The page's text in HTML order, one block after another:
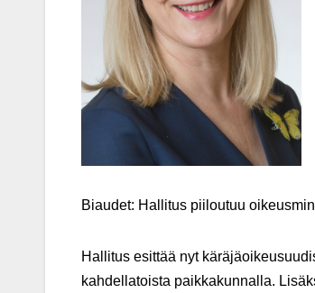
Biaudet: Hallitus piiloutuu
Hallitus esittää nyt
kahdellatoista paikkakunnalla.